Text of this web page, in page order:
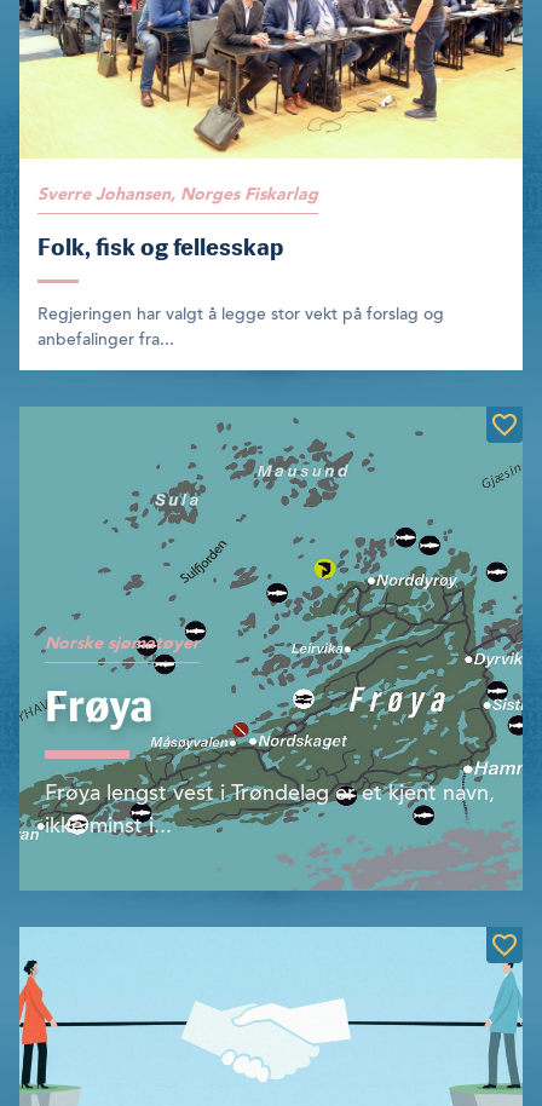
Sverre Johansen, Norges Fiskarlag
Folk, fisk og fellesskap
Regjeringen har valgt å legge stor vekt på forslag og
anbefalinger fra...
Norske sjømatøyer
Frøya
Frøya lengst vest i Trøndelag er et kjent navn,
ikke minst i...